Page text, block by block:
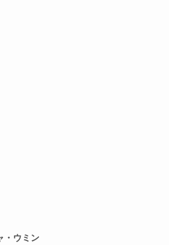
・ウミン